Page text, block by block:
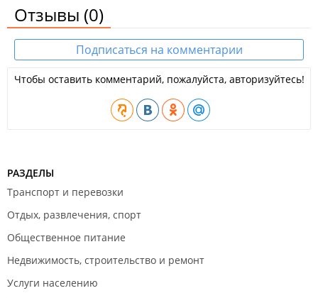
Отзывы (0)
Подписаться на комментарии
Чтобы оставить комментарий, пожалуйста, авторизуйтесь!
РАЗДЕЛЫ
Транспорт и перевозки
Отдых, развлечения, спорт
Общественное питание
Недвижимость, строительство и ремонт
Услуги населению